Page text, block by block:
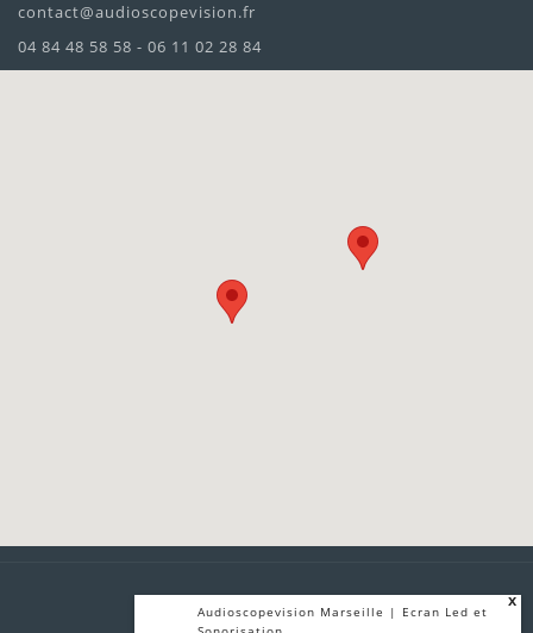
contact@audioscopevision.fr
04 84 48 58 58 - 06 11 02 28 84
Audioscopevision Marseille | Ecran Led et
x